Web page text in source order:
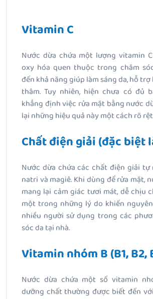
Vitamin C
Nước dừa chứa một lượng vitamin
oxy hóa quen thuộc trong chăm
đến khả năng giúp làm sáng da, hỗ
thâm. Tuy nhiên, hiện chưa có đủ
khẳng định việc rửa mặt bằng nước
lại những hiệu quả này một cách rõ
Chất điện giải (đặc biệt
Nước dừa chứa các chất điện giải tự
natri và magiê. Khi dùng để rửa mặt,
mang lại cảm giác tươi mát, dễ chịu
một trong những lý do khiến
nhiều người sử dụng trong các
sóc da tại nhà.
Vitamin nhóm B (B1, B2,
Nước dừa chứa một số vitamin
dưỡng chất thường được biết đến